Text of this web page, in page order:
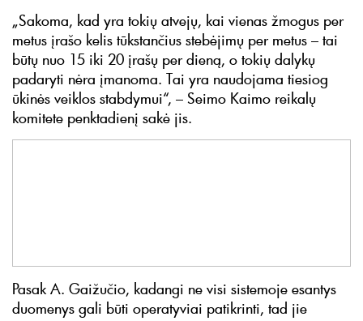
„Sakoma, kad yra tokių atvejų, kai vienas žmogus per
metus įrašo kelis tūkstančius stebėjimų per metus – tai
būtų nuo 15 iki 20 įrašų per dieną, o tokių dalykų
padaryti nėra įmanoma. Tai yra naudojama tiesiog
ūkinės veiklos stabdymui“, – Seimo Kaimo reikalų
komitete penktadienį sakė jis.
Pasak A. Gaižučio, kadangi ne visi sistemoje esantys
duomenys gali būti operatyviai patikrinti, tad jie